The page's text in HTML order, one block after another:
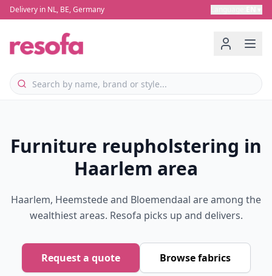
Delivery in NL, BE, Germany
Furniture reupholstering in
Haarlem area
Haarlem, Heemstede and Bloemendaal are among the
wealthiest areas. Resofa picks up and delivers.
Request a quote Browse fabrics